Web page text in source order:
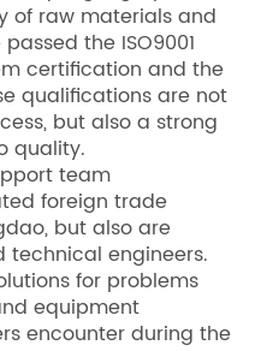
of raw materials and
the ISO9001
certification and the
qualifications are not
but also a strong
quality.
team
foreign trade
but also are
engineers.
for problems
equipment
encounter during the